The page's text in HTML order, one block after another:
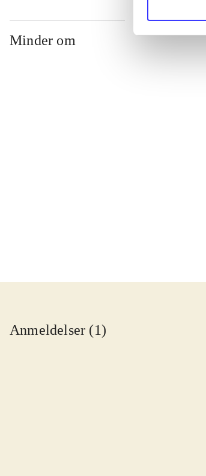
Minder om
Anmeldelser (1)